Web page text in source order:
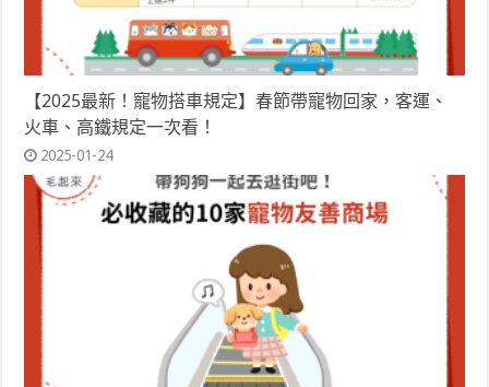
【2025最新！寵物搭車規定】春節帶寵物回家，客運、
火車、高鐵規定一次看！
2025-01-24